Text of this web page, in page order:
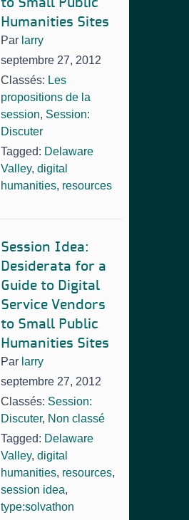
Humanities Sites
Par larry
septembre 27, 2012
Classés: Les
propositions de la
session, Session:
Discuter
Tagged: Delaware
Valley, digital
humanities, resources
Session Idea:
Desiderata for a
Guide to Digital
Service Vendors
to Small Public
Humanities Sites
Par larry
septembre 27, 2012
Classés: Session:
Discuter, Non classé
Tagged: Delaware
Valley, digital
humanities, resources,
session idea,
type:solvathon